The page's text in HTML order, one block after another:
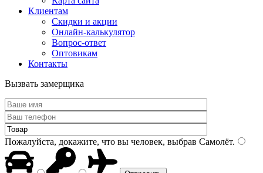
Клиентам
Скидки и акции
Онлайн-калькулятор
Вопрос-ответ
Оптовикам
Контакты
Вызвать замерщика
Пожалуйста, докажите, что вы человек, выбрав Самолёт.